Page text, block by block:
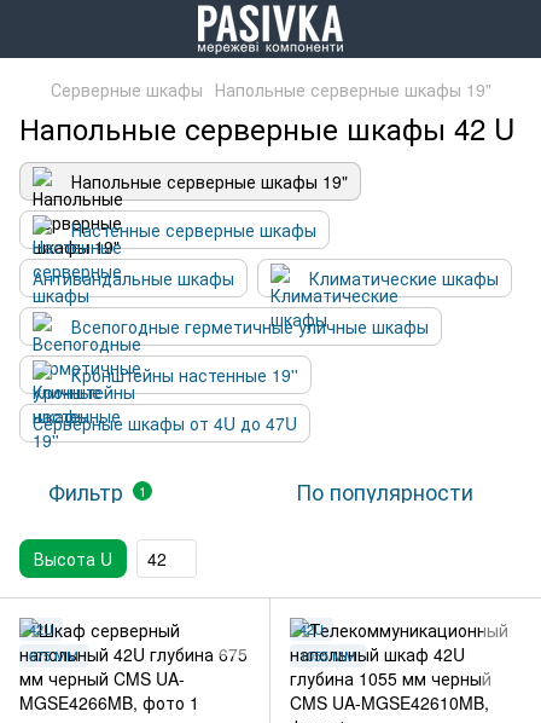
Серверные шкафы Напольные серверные шкафы 19"
Напольные серверные шкафы 42 U
Напольные серверные шкафы 19"
Настенные серверные шкафы
Антивандальные шкафы
Климатические шкафы
Всепогодные герметичные уличные шкафы
Кронштейны настенные 19''
Серверные шкафы от 4U до 47U
Фильтр 1 По популярности
Высота U 42
42U
675 ММ
42U
1055 ММ